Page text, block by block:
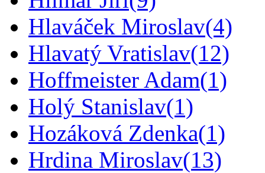
Hlaváček Miroslav(4)
Hlavatý Vratislav(12)
Hoffmeister Adam(1)
Holý Stanislav(1)
Hozáková Zdenka(1)
Hrdina Miroslav(13)